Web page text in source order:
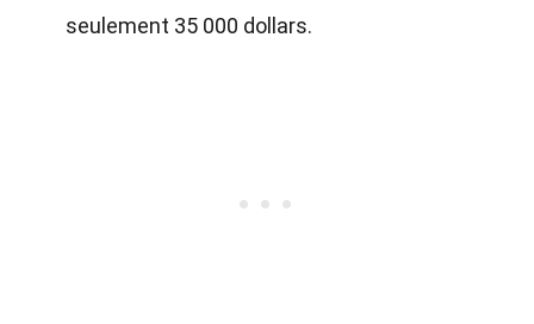
seulement 35 000 dollars.